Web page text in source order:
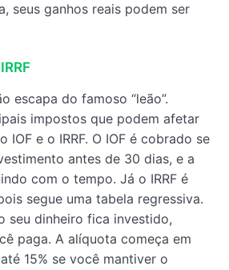
seus ganhos reais podem ser
escapa do famoso “leão”.
impostos que podem afetar
IOF e o IRRF. O IOF é cobrado se
antes de 30 dias, e a
com o tempo. Já o IRRF é
segue uma tabela regressiva.
seu dinheiro fica investido,
paga. A alíquota começa em
15% se você mantiver o